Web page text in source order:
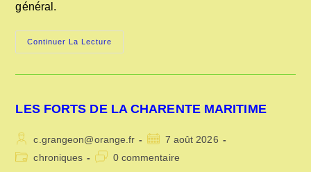
général.
Continuer La Lecture
ASSIETTES
LES FORTS DE LA CHARENTE MARITIME
Auteur/autrice
de
c.grangeon@orange.fr
Publication
publiée :
7 août 2026
Postchroniques
Commentaires
0 commentaire